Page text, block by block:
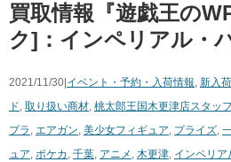
買取情報『遊戯王の
ク]：インペリアル・
2021/11/30| イベント・予約・入荷情報, 新入
ド, 取り扱い商材, 桃太郎王国木更津店スタッ
プラ , エアガン, 美少女フィギュア, プライズ,
ュア, ポケカ , 千葉, アニメ , 木更津, インペリア